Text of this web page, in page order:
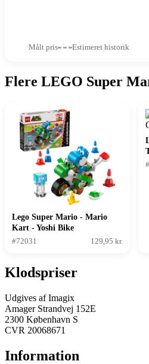
Målt pris Estimeret historik
Flere LEGO Super
Lego Super Mario - Mario
Kart - Yoshi Bike
#72031
129,95 kr.
Klodspriser
Udgives af Imagix
Amager Strandvej 152E
2300 København S
CVR 20068671
Information